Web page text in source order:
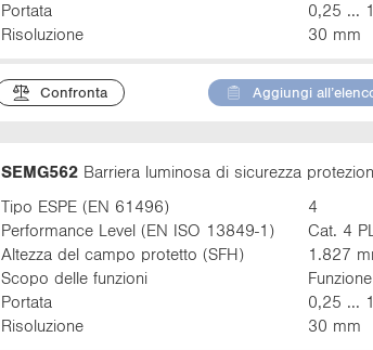
Portata
0,25 ...
Risoluzione
30 mm
Confronta Aggiungi
SEMG562Barriera luminosa di sicurezza
Tipo ESPE (EN 61496)
4
Performance Level (EN ISO 13849-1)
Cat. 4
Altezza del campo protetto (SFH)
1.827
Scopo delle funzioni
Portata
0,25 ...
Risoluzione
30 mm